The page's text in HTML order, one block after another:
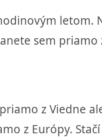
sem priamo
z Viedne
z Európy.